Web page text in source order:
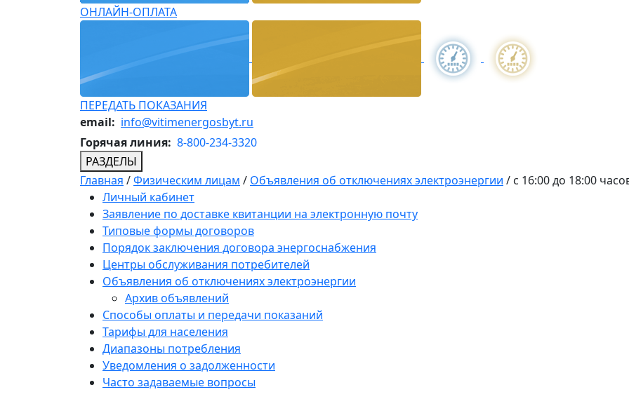
ОНЛАЙН-ОПЛАТА
ПЕРЕДАТЬ ПОКАЗАНИЯ
email: info@vitimenergosbyt.ru
Горячая линия: 8-800-234-3320
РАЗДЕЛЫ
Главная /Физическим лицам / Объявления об отключениях электроэнергии / с 16:00 до 18:00
Личный кабинет
Заявление по доставке квитанции на электронную почту
Типовые формы договоров
Порядок заключения договора энергоснабжения
Центры обслуживания потребителей
Объявления об отключениях электроэнергии
Архив объявлений
Способы оплаты и передачи показаний
Тарифы для населения
Диапазоны потребления
Уведомления о задолженности
Часто задаваемые вопросы